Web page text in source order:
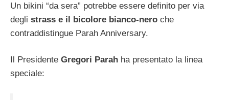
Un bikini “da sera” potrebbe essere definito per via
degli strass e il bicolore bianco-nero che
contraddistingue Parah Anniversary.
Il Presidente Gregori Parah ha presentato la linea
speciale: